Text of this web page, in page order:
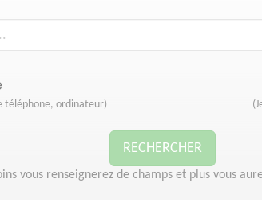
téléphone, ordinateur)
RECHERCHER
vous renseignerez de champs et plus vous